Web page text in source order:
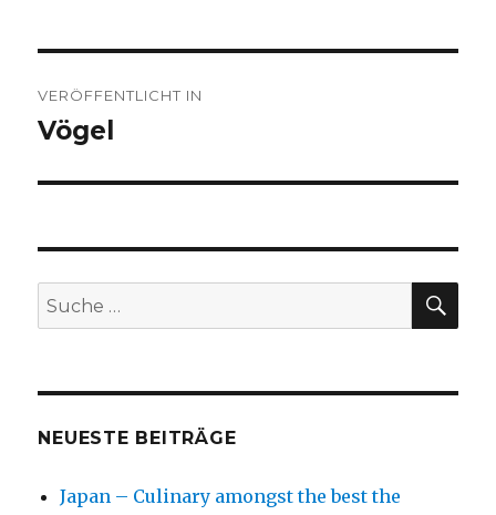
VERÖFFENTLICHT IN
Vögel
Suche
nach:
NEUESTE BEITRÄGE
Japan – Culinary amongst the best the